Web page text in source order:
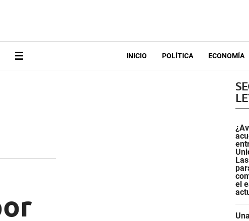
INICIO POLÍTICA ECONOMÍA
el